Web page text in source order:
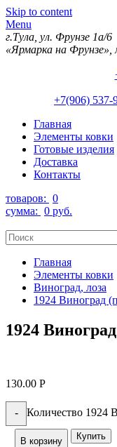
Skip to content
Menu
г.Тула, ул. Фрунзе 1а/6
«Ярмарка на
+7(906) 537-
Главная
Элементы ковки
Готовые изделия
Доставка
Контакты
товаров: 0
сумма: 0 руб.
Главная
Элементы ковки
Виноград, лоза
1924 Виноград
1924
130.00 Р
- Количество 1924
В корзину Купить